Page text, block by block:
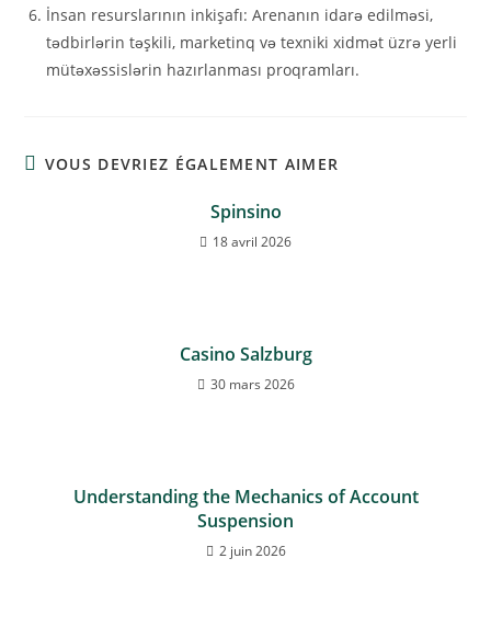
İnsan resurslarının inkişafı: Arenanın idarə edilməsi,
tədbirlərin təşkili, marketinq və texniki xidmət üzrə yerli
mütəxəssislərin hazırlanması proqramları.
VOUS DEVRIEZ ÉGALEMENT AIMER
Spinsino
18 avril 2026
Casino Salzburg
30 mars 2026
Understanding the Mechanics of Account
Suspension
2 juin 2026